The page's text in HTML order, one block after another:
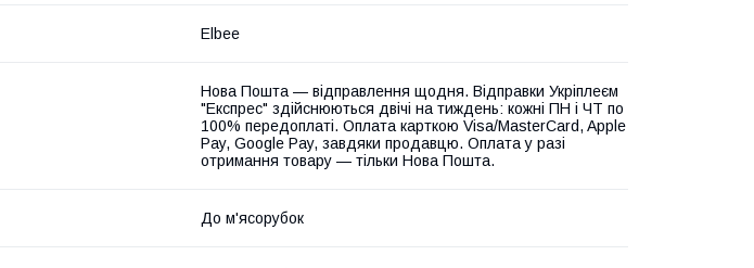
Elbee
Нова Пошта — відправлення щодня. Відправки Укріплеєм
"Експрес" здійснюються двічі на тиждень: кожні ПН і ЧТ по
100% передоплаті. Оплата карткою Visa/MasterCard, Apple
Pay, Google Pay, завдяки продавцю. Оплата у разі
отримання товару — тільки Нова Пошта.
До м'ясорубок